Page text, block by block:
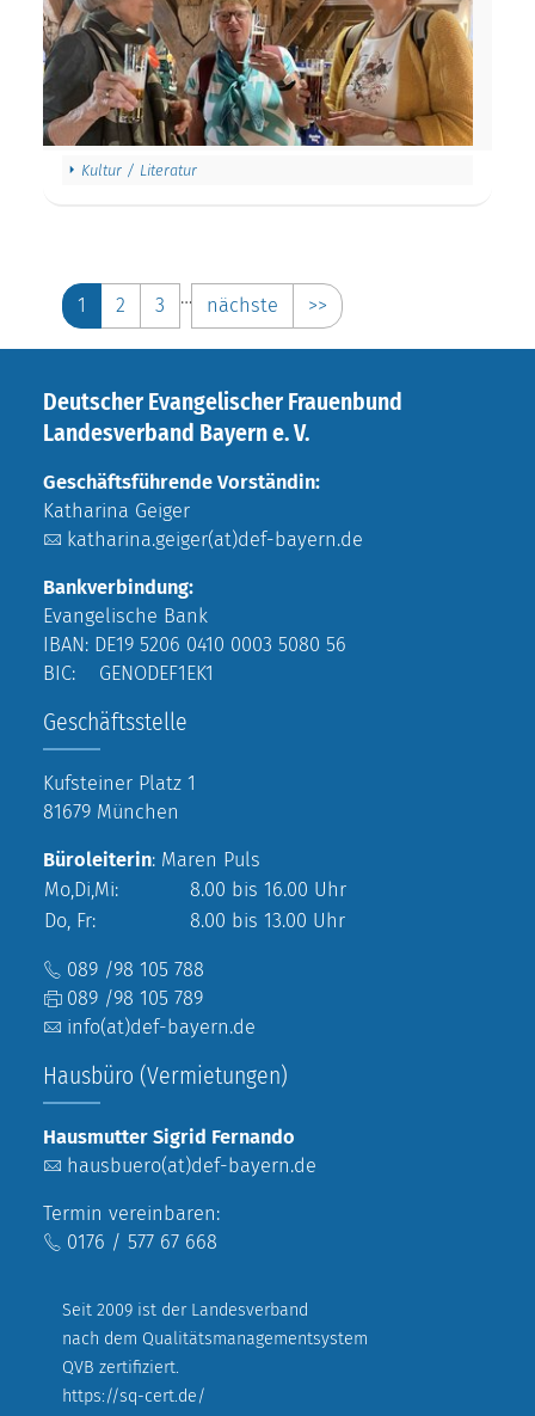
Kultur / Literatur
1 2 3 … nächste >>
Deutscher Evangelischer Frauenbund
Landesverband Bayern e. V.
Geschäftsführende Vorständin:
Katharina Geiger
katharina.geiger(at)def-bayern.de
Bankverbindung:
Evangelische Bank
IBAN: DE19 5206 0410 0003 5080 56
BIC: GENODEF1EK1
Geschäftsstelle
Kufsteiner Platz 1
81679 München
Büroleiterin: Maren Puls
Mo,Di,Mi:
8.00 bis 16.00 Uhr
Do, Fr:
8.00 bis 13.00 Uhr
089 /98 105 788
089 /98 105 789
info(at)def-bayern.de
Hausbüro (Vermietungen)
Hausmutter Sigrid Fernando
hausbuero(at)def-bayern.de
Termin vereinbaren:
0176 / 577 67 668
Seit 2009 ist der Landesverband
nach dem Qualitätsmanagementsystem
QVB zertifiziert.
https://sq-cert.de/